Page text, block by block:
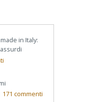
in Italy:
171 commenti